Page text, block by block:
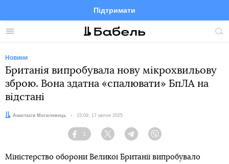
Меню
Підтримати
FacebookTelegramTwitter
Новини
Британія випробувала нову мікрохвильову
зброю. Вона здатна «спалювати» БпЛА на
відстані
Автор:
Анастасія Могилевець Дата:
15:09, 17 квітня 2025
Facebook
1
Twitter TelegramViber
Міністерство оборони Великої Британії випробувало